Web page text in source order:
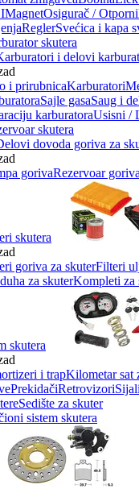
MagnetOsigurač /
ReglerSvećica i kapa
skutera
i prirubnicaKarburatori
Sajle gasaSaug i
karburatoraUsisni /
skutera
gorivaRezervoar goriva
skutera
goriva za skuterFilteri
za skuterKompleti za
skutera
i trapKilometar sat
PrekidačiRetrovizori
Sedište za skuter
sistem skutera